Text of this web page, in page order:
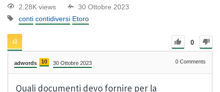
2.28K views
30 Ottobre 2023
conti contidiversi Etoro
0
adwords 10 30 Ottobre 2023 0 Comments
Quali documenti devo fornire per la